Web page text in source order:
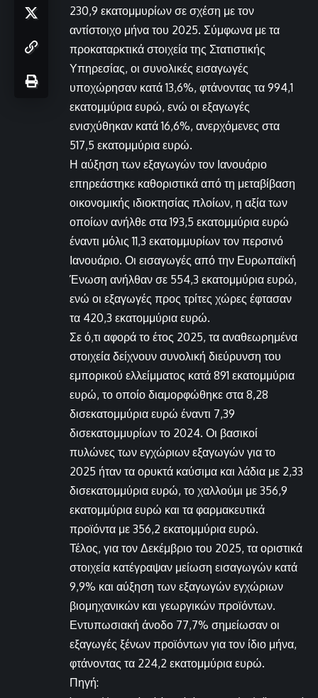
230,9 εκατομμυρίων σε σχέση με τον
αντίστοιχο μήνα του 2025. Σύμφωνα με τα
προκαταρκτικά στοιχεία της Στατιστικής
Υπηρεσίας, οι συνολικές εισαγωγές
υποχώρησαν κατά 13,6%, φτάνοντας τα 994,1
εκατομμύρια ευρώ, ενώ οι εξαγωγές
ενισχύθηκαν κατά 16,6%, ανερχόμενες στα
517,5 εκατομμύρια ευρώ.
Η αύξηση των εξαγωγών τον Ιανουάριο
επηρεάστηκε καθοριστικά από τη μεταβίβαση
οικονομικής ιδιοκτησίας πλοίων, η αξία των
οποίων ανήλθε στα 193,5 εκατομμύρια ευρώ
έναντι μόλις 11,3 εκατομμυρίων τον περσινό
Ιανουάριο. Οι εισαγωγές από την Ευρωπαϊκή
Ένωση ανήλθαν σε 554,3 εκατομμύρια ευρώ,
ενώ οι εξαγωγές προς τρίτες χώρες έφτασαν
τα 420,3 εκατομμύρια ευρώ.
Σε ό,τι αφορά το έτος 2025, τα αναθεωρημένα
στοιχεία δείχνουν συνολική διεύρυνση του
εμπορικού ελλείμματος κατά 891 εκατομμύρια
ευρώ, το οποίο διαμορφώθηκε στα 8,28
δισεκατομμύρια ευρώ έναντι 7,39
δισεκατομμυρίων το 2024. Οι βασικοί
πυλώνες των εγχώριων εξαγωγών για το
2025 ήταν τα ορυκτά καύσιμα και λάδια με 2,33
δισεκατομμύρια ευρώ, το χαλλούμι με 356,9
εκατομμύρια ευρώ και τα φαρμακευτικά
προϊόντα με 356,2 εκατομμύρια ευρώ.
Τέλος, για τον Δεκέμβριο του 2025, τα οριστικά
στοιχεία κατέγραψαν μείωση εισαγωγών κατά
9,9% και αύξηση των εξαγωγών εγχώριων
βιομηχανικών και γεωργικών προϊόντων.
Εντυπωσιακή άνοδο 77,7% σημείωσαν οι
εξαγωγές ξένων προϊόντων για τον ίδιο μήνα,
φτάνοντας τα 224,2 εκατομμύρια ευρώ.
Πηγή: